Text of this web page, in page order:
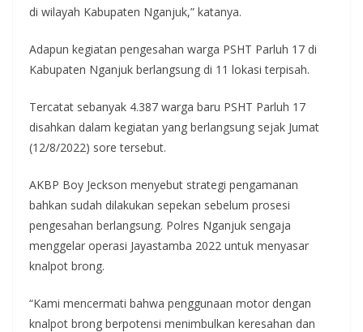
di wilayah Kabupaten Nganjuk,” katanya.
Adapun kegiatan pengesahan warga PSHT Parluh 17 di
Kabupaten Nganjuk berlangsung di 11 lokasi terpisah.
Tercatat sebanyak 4.387 warga baru PSHT Parluh 17
disahkan dalam kegiatan yang berlangsung sejak Jumat
(12/8/2022) sore tersebut.
AKBP Boy Jeckson menyebut strategi pengamanan
bahkan sudah dilakukan sepekan sebelum prosesi
pengesahan berlangsung. Polres Nganjuk sengaja
menggelar operasi Jayastamba 2022 untuk menyasar
knalpot brong.
“Kami mencermati bahwa penggunaan motor dengan
knalpot brong berpotensi menimbulkan keresahan dan